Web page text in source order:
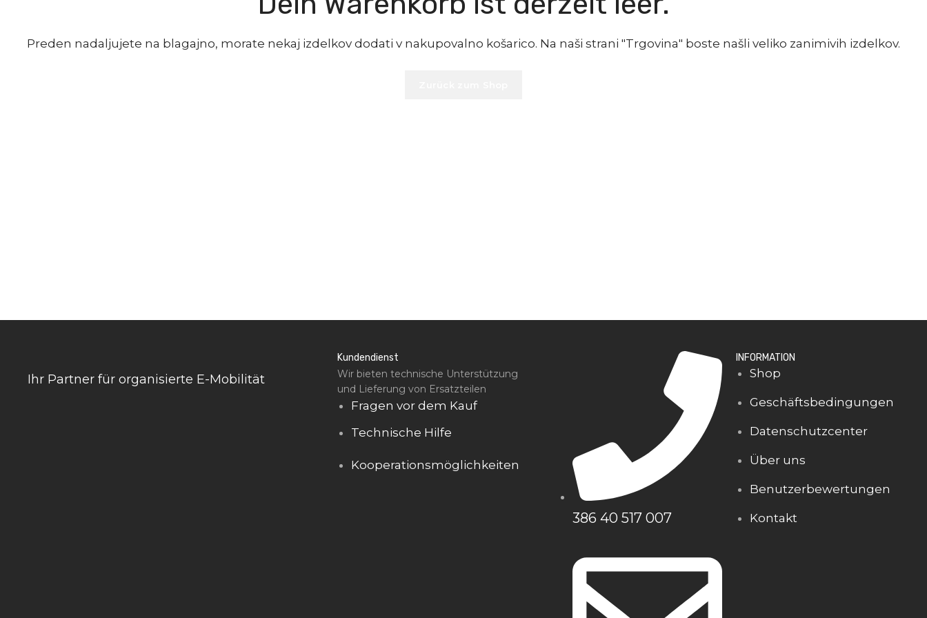
Preden nadaljujete na blagajno, morate nekaj izdelkov dodati v nakupovalno košarico. Na naši strani "Trgovina" boste našli veliko zanimivih izdelkov.
Ihr Partner für organisierte E-Mobilität
Kundendienst
Wir bieten technische Unterstützung
und Lieferung von Ersatzteilen
Fragen vor dem Kauf
Technische Hilfe
Kooperationsmöglichkeiten
386 40 517 007
INFORMATION
Shop
Geschäftsbedingungen
Datenschutzcenter
Über uns
Benutzerbewertungen
Kontakt